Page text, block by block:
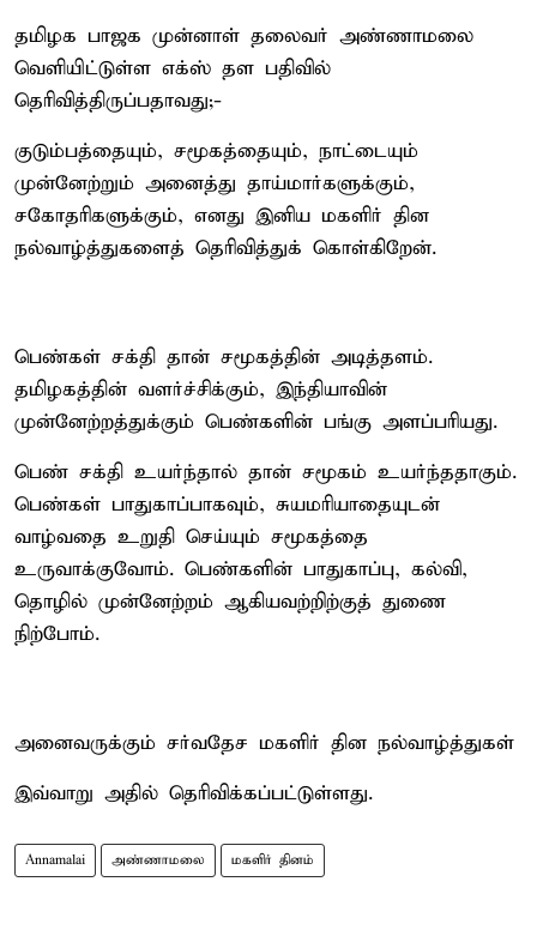
தமிழக பாஜக முன்னாள் தலைவர் அண்ணாமலை
வெளியிட்டுள்ள எக்ஸ் தள பதிவில்
தெரிவித்திருப்பதாவது;-
குடும்பத்தையும், சமூகத்தையும், நாட்டையும்
முன்னேற்றும் அனைத்து தாய்மார்களுக்கும்,
சகோதரிகளுக்கும், எனது இனிய மகளிர் தின
நல்வாழ்த்துகளைத் தெரிவித்துக் கொள்கிறேன்.
பெண்கள் சக்தி தான் சமூகத்தின் அடித்தளம்.
தமிழகத்தின் வளர்ச்சிக்கும், இந்தியாவின்
முன்னேற்றத்துக்கும் பெண்களின் பங்கு அளப்பரியது.
பெண் சக்தி உயர்ந்தால் தான் சமூகம் உயர்ந்ததாகும்.
பெண்கள் பாதுகாப்பாகவும், சுயமரியாதையுடன்
வாழ்வதை உறுதி செய்யும் சமூகத்தை
உருவாக்குவோம். பெண்களின் பாதுகாப்பு, கல்வி,
தொழில் முன்னேற்றம் ஆகியவற்றிற்குத் துணை
நிற்போம்.
அனைவருக்கும் சர்வதேச மகளிர் தின நல்வாழ்த்துகள்
இவ்வாறு அதில் தெரிவிக்கப்பட்டுள்ளது.
Annamalai அண்ணாமலை மகளிர் தினம்